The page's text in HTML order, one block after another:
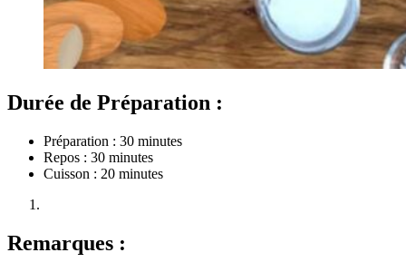
Durée de Préparation :
Préparation : 30 minutes
Repos : 30 minutes
Cuisson : 20 minutes
Remarques :